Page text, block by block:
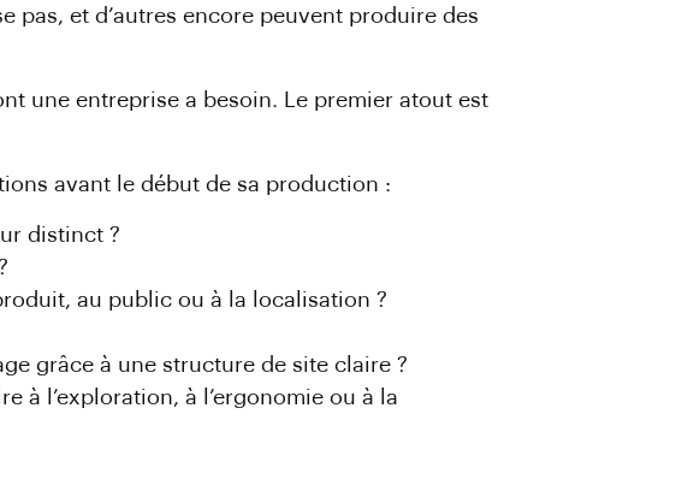
pas, et d’autres encore peuvent produire des
une entreprise a besoin. Le premier atout est
avant le début de sa production :
distinct ?
au public ou à la localisation ?
grâce à une structure de site claire ?
à l’exploration, à l’ergonomie ou à la